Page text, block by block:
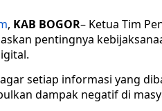
, KAB BOGOR– Ketua Tim
pentingnya
setiap informasi yang
dampak negatif di